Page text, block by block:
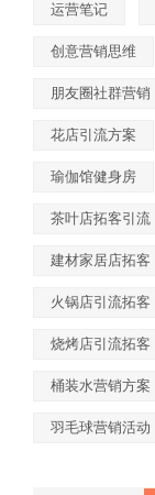
运营笔记
创意营销思维
朋友圈社群营销
花店引流方案
瑜伽馆健身房
茶叶店拓客引流
建材家居店拓客
火锅店引流拓客
烧烤店引流拓客
桶装水营销方案
羽毛球营销活动